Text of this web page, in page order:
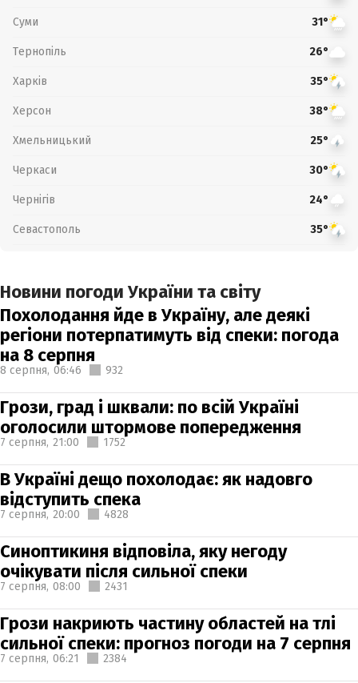
Суми 31°
Тернопіль 26°
Харків 35°
Херсон 38°
Хмельницький 25°
Черкаси 30°
Чернігів 24°
Севастополь 35°
Новини погоди України та світу
Похолодання йде в Україну, але деякі
регіони потерпатимуть від спеки: погода
на 8 серпня
8 серпня, 06:46 932
Грози, град і шквали: по всій Україні
оголосили штормове попередження
7 серпня, 21:00 1752
В Україні дещо похолодає: як надовго
відступить спека
7 серпня, 20:00 4828
Синоптикиня відповіла, яку негоду
очікувати після сильної спеки
7 серпня, 08:00 2431
Грози накриють частину областей на тлі
сильної спеки: прогноз погоди на 7 серпня
7 серпня, 06:21 2384